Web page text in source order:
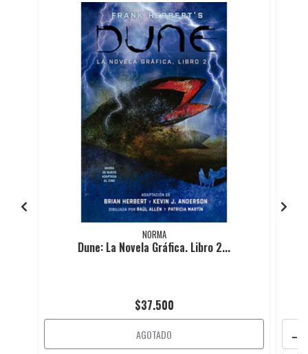
NORMA
Dune: La Novela Gráfica. Libro 2...
$37.500
AGOTADO -